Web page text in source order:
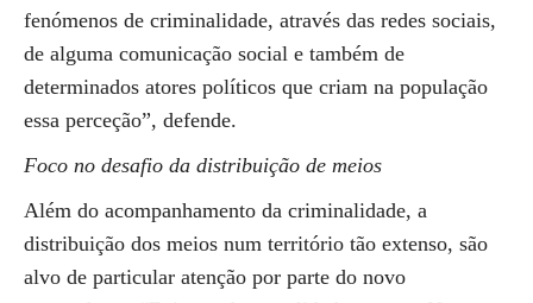
fenómenos de criminalidade, através das redes sociais,
de alguma comunicação social e também de
determinados atores políticos que criam na população
essa perceção”, defende.
Foco no desafio da distribuição de meios
Além do acompanhamento da criminalidade, a
distribuição dos meios num território tão extenso, são
alvo de particular atenção por parte do novo